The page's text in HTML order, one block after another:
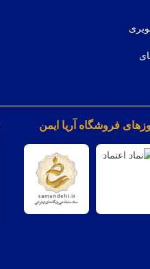
فروشگاه آریا ایمن